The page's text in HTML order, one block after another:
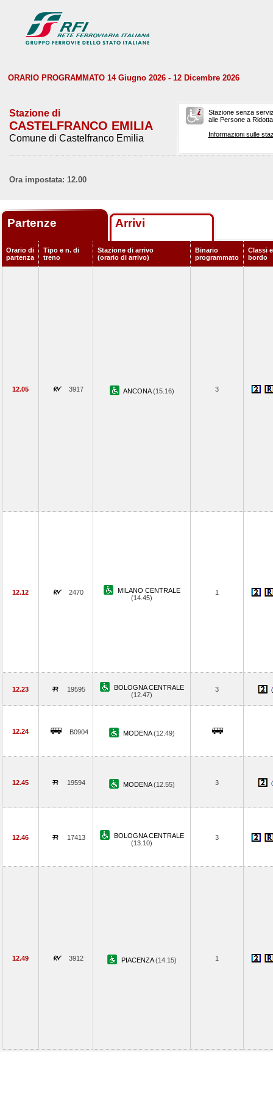
ORARIO PROGRAMMATO 14 Giugno 2026 - 12 Dicembre 2026
Stazione di
CASTELFRANCO EMILIA
Comune di Castelfranco Emilia
Stazione senza
alle Persone a
Informazioni sulle
Ora impostata: 12.00
Partenze Arrivi
Orario di
partenza
Tipo e n. di
treno
Stazione di arrivo
(orario di arrivo)
Binario
programmato
Classi
bordo
12.05 3917 ANCONA(15.16) 3
12.12 2470
MILANO CENTRALE
(14.45)
1
12.23 19595
BOLOGNA CENTRALE
(12.47)
3
12.24 B0904 MODENA(12.49)
12.45 19594 MODENA(12.55) 3
12.46 17413
BOLOGNA CENTRALE
(13.10)
3
12.49 3912 PIACENZA(14.15) 1